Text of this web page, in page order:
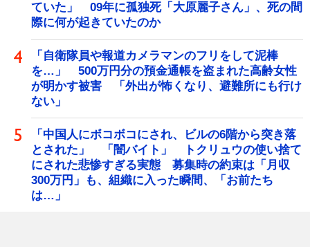
ていた」 09年に孤独死「大原麗子さん」、死の間
際に何が起きていたのか
「自衛隊員や報道カメラマンのフリをして泥棒
を…」 500万円分の預金通帳を盗まれた高齢女性
が明かす被害 「外出が怖くなり、避難所にも行け
ない」
「中国人にボコボコにされ、ビルの6階から突き落
とされた」 「闇バイト」 トクリュウの使い捨て
にされた悲惨すぎる実態 募集時の約束は「月収
300万円」も、組織に入った瞬間、「お前たち
は…」